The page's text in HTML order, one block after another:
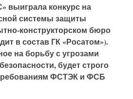
выиграла конкурс на
системы защиты
конструкторском бюро
в состав ГК «Росатом»).
на борьбу с угрозами
будет строго
ФСТЭК и ФСБ